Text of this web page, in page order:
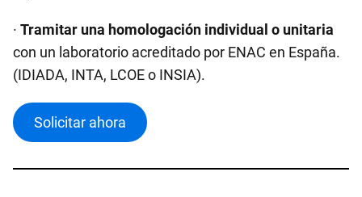
· Tramitar una homologación individual o unitaria
con un laboratorio acreditado por ENAC en España.
(IDIADA, INTA, LCOE o INSIA).
Solicitar ahora